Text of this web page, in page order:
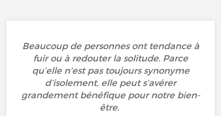
Beaucoup de personnes ont tendance à
fuir ou à redouter la solitude. Parce
qu’elle n'est pas toujours synonyme
d’isolement, elle peut s’avérer
grandement bénéfique pour notre bien-
être.